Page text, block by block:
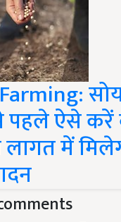
पहले ऐसे करें
लागत में